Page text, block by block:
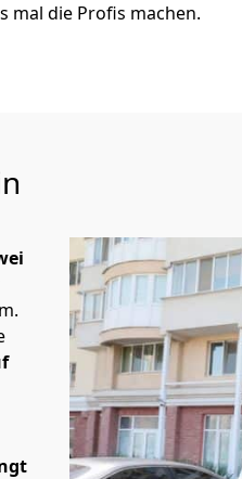
mal die Profis machen.